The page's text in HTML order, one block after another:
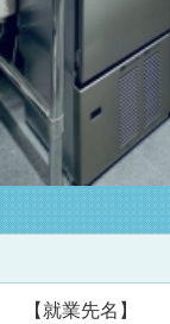
【就業先名】